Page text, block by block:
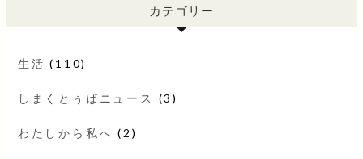
カテゴリー
生活 (110)
しまくとぅばニュース (3)
わたしから私へ (2)